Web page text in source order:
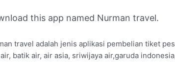
this app named Nurman travel.
travel adalah jenis aplikasi pembelian tiket
batik air, air asia, sriwijaya air,garuda